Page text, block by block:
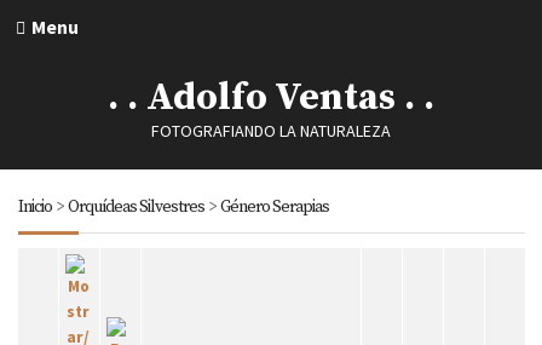
Menu
. . Adolfo Ventas . .
FOTOGRAFIANDO LA NATURALEZA
Inicio>Orquídeas Silvestres>Género Serapias